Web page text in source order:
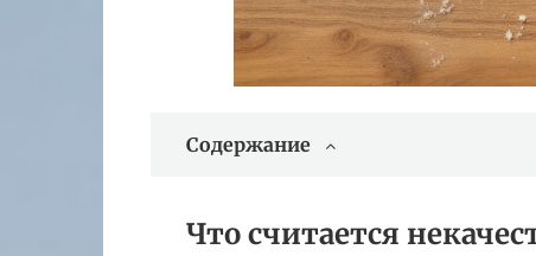
Содержание
Что считается